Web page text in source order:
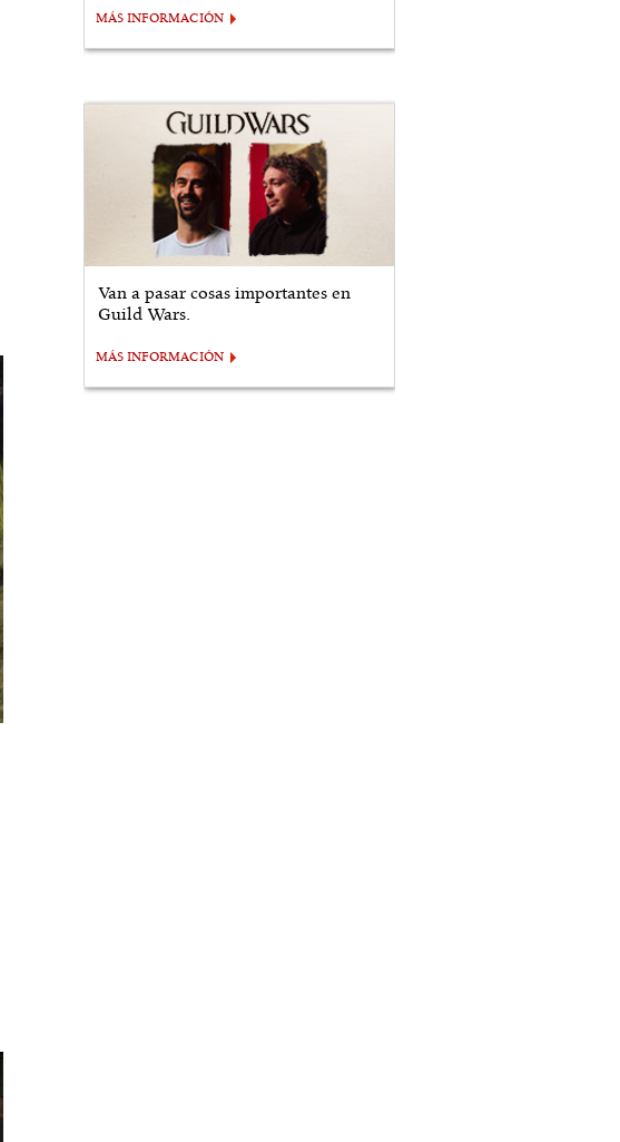
MÁS INFORMACIÓN
Van a pasar cosas importantes en
Guild Wars.
MÁS INFORMACIÓN